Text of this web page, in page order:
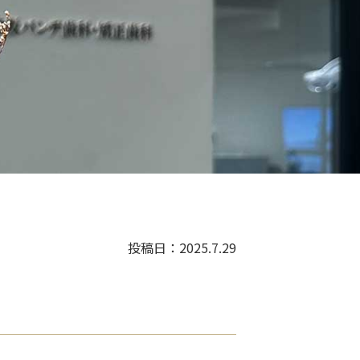
投稿日：2025.7.29